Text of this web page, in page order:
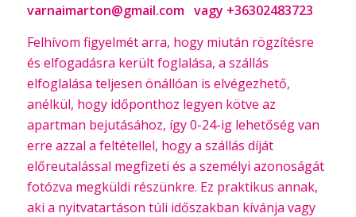
varnaimarton@gmail.com vagy +36302483723
Felhívom figyelmét arra, hogy miután rögzítésre
és elfogadásra került foglalása, a szállás
elfoglalása teljesen önállóan is elvégezhető,
anélkül, hogy időponthoz legyen kötve az
apartman bejutásához, így 0-24-ig lehetőség van
erre azzal a feltétellel, hogy a szállás díját
előreutalással megfizeti és a személyi azonoságát
fotózva megküldi részünkre. Ez praktikus annak,
aki a nyitvatartáson túli időszakban kívánja vagy